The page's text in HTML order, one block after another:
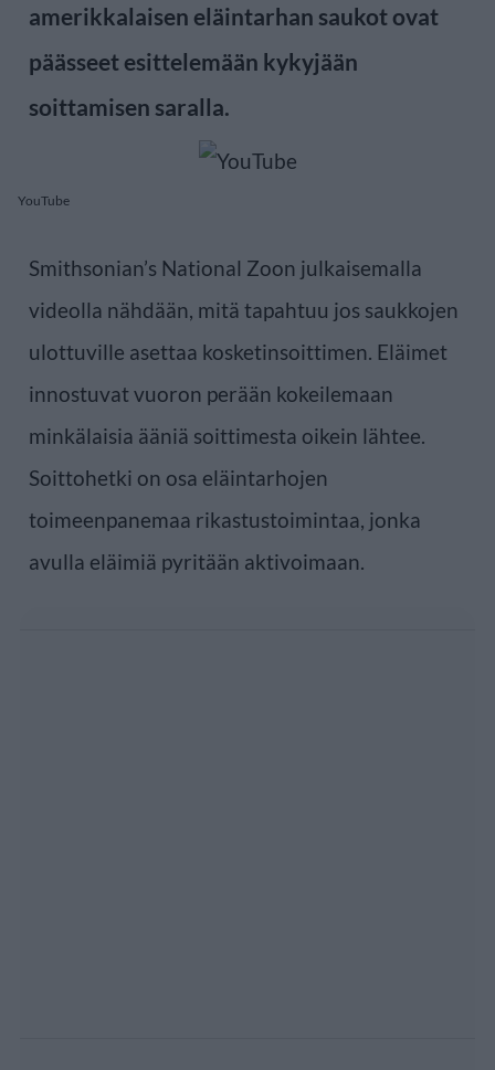
amerikkalaisen eläintarhan saukot ovat
päässeet esittelemään kykyjään
soittamisen saralla.
YouTube
Smithsonian’s National Zoon julkaisemalla
videolla nähdään, mitä tapahtuu jos saukkojen
ulottuville asettaa kosketinsoittimen. Eläimet
innostuvat vuoron perään kokeilemaan
minkälaisia ääniä soittimesta oikein lähtee.
Soittohetki on osa eläintarhojen
toimeenpanemaa rikastustoimintaa, jonka
avulla eläimiä pyritään aktivoimaan.